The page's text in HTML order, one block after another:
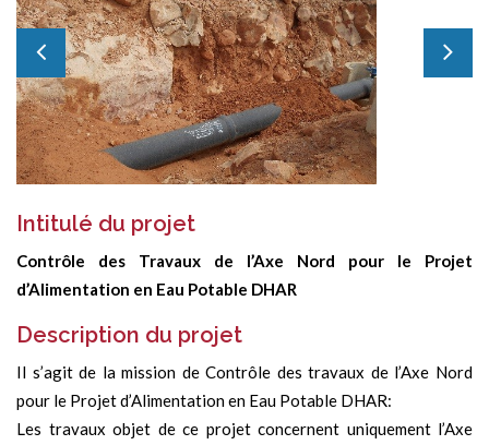
Intitulé du projet
Contrôle des Travaux de l’Axe Nord pour le Projet
d’Alimentation en Eau Potable DHAR
Description du projet
Il s’agit de la mission de Contrôle des travaux de l’Axe Nord
pour le Projet d’Alimentation en Eau Potable DHAR:
Les travaux objet de ce projet concernent uniquement l’Axe